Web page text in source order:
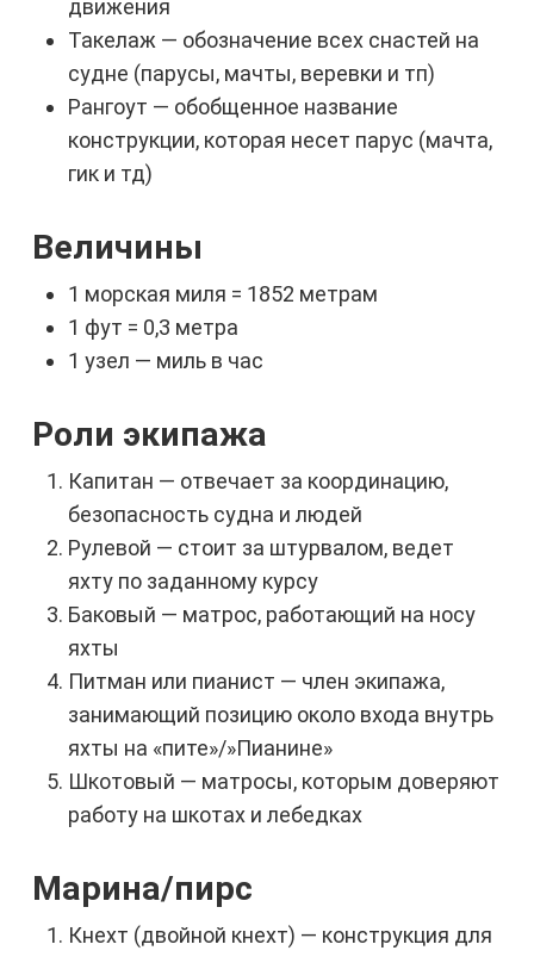
движения
Такелаж — обозначение всех снастей на
судне (парусы, мачты, веревки и тп)
Рангоут — обобщенное название
конструкции, которая несет парус (мачта,
гик и тд)
Величины
1 морская миля = 1852 метрам
1 фут = 0,3 метра
1 узел — миль в час
Роли экипажа
Капитан — отвечает за координацию,
безопасность судна и людей
Рулевой — стоит за штурвалом, ведет
яхту по заданному курсу
Баковый — матрос, работающий на носу
яхты
Питман или пианист — член экипажа,
занимающий позицию около входа внутрь
яхты на «пите»/»Пианине»
Шкотовый — матросы, которым доверяют
работу на шкотах и лебедках
Марина/пирс
Кнехт (двойной кнехт) — конструкция для